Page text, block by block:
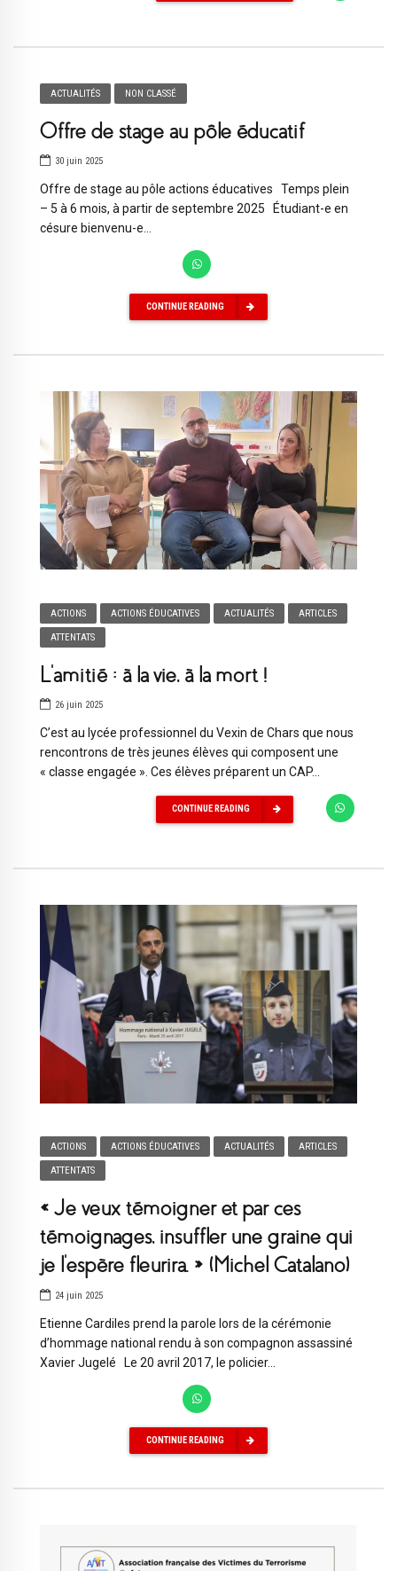
ACTUALITÉS NON CLASSÉ
Offre de stage au pôle éducatif
30 juin 2025
Offre de stage au pôle actions éducatives Temps plein
– 5 à 6 mois, à partir de septembre 2025 Étudiant-e en
césure bienvenu-e...
CONTINUE READING
ACTIONS ACTIONS ÉDUCATIVES ACTUALITÉS ARTICLES
ATTENTATS
L’amitié : à la vie, à la mort !
26 juin 2025
C’est au lycée professionnel du Vexin de Chars que nous
rencontrons de très jeunes élèves qui composent une
« classe engagée ». Ces élèves préparent un CAP...
CONTINUE READING
ACTIONS ACTIONS ÉDUCATIVES ACTUALITÉS ARTICLES
ATTENTATS
« Je veux témoigner et par ces
témoignages, insuffler une graine qui
je l’espère fleurira. » (Michel Catalano)
24 juin 2025
Etienne Cardiles prend la parole lors de la cérémonie
d’hommage national rendu à son compagnon assassiné
Xavier Jugelé Le 20 avril 2017, le policier...
CONTINUE READING